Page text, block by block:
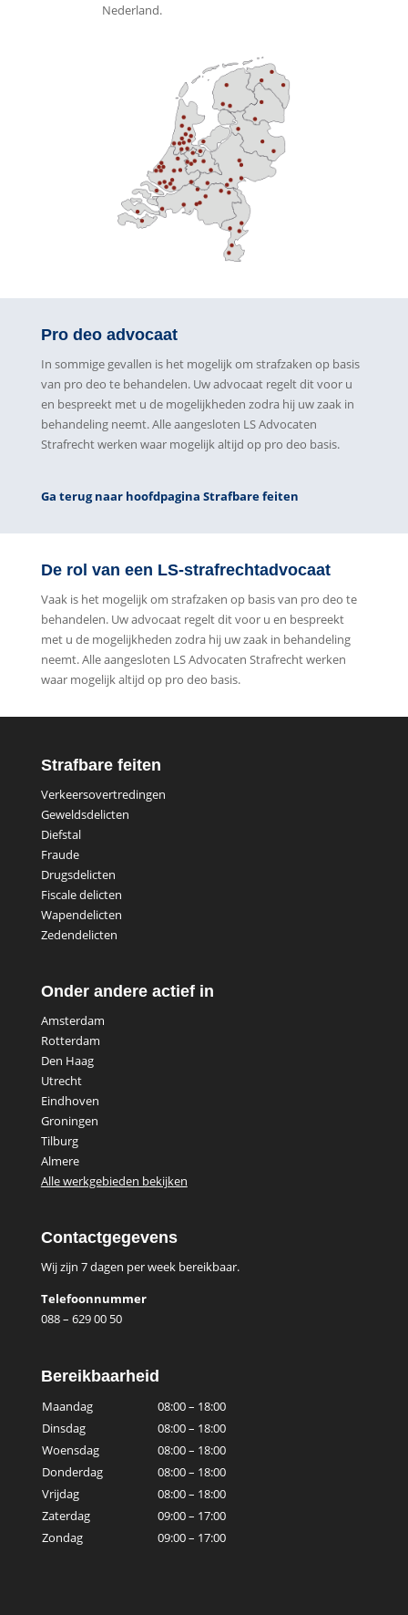
Nederland.
Pro deo advocaat
In sommige gevallen is het mogelijk om strafzaken op basis
van pro deo te behandelen. Uw advocaat regelt dit voor u
en bespreekt met u de mogelijkheden zodra hij uw zaak in
behandeling neemt. Alle aangesloten LS Advocaten
Strafrecht werken waar mogelijk altijd op pro deo basis.
Ga terug naar hoofdpagina Strafbare feiten
De rol van een LS-strafrechtadvocaat
Vaak is het mogelijk om strafzaken op basis van pro deo te
behandelen. Uw advocaat regelt dit voor u en bespreekt
met u de mogelijkheden zodra hij uw zaak in behandeling
neemt. Alle aangesloten LS Advocaten Strafrecht werken
waar mogelijk altijd op pro deo basis.
Strafbare feiten
Verkeersovertredingen
Geweldsdelicten
Diefstal
Fraude
Drugsdelicten
Fiscale delicten
Wapendelicten
Zedendelicten
Onder andere actief in
Amsterdam
Rotterdam
Den Haag
Utrecht
Eindhoven
Groningen
Tilburg
Almere
Alle werkgebieden bekijken
Contactgegevens
Wij zijn 7 dagen per week bereikbaar.
Telefoonnummer
088 – 629 00 50
Bereikbaarheid
Maandag
08:00 – 18:00
Dinsdag
08:00 – 18:00
Woensdag
08:00 – 18:00
Donderdag
08:00 – 18:00
Vrijdag
08:00 – 18:00
Zaterdag
09:00 – 17:00
Zondag
09:00 – 17:00